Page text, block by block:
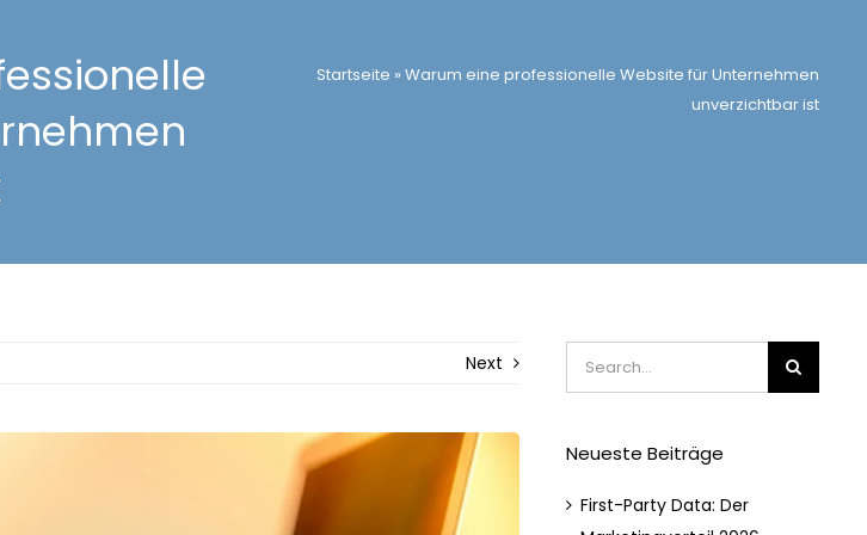
Startseite »Warum eine professionelle Website für Unternehmen
unverzichtbar ist
Next
Suche
nach:
Neueste Beiträge
First-Party Data: Der